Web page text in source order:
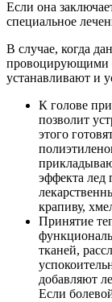
Если она
специальное
В случае, когда
провоцирующими
устанавливают и
К голове
позволит
этого
эффекта лед
крапиву,
Принятие
тканей,
добавляют
Если